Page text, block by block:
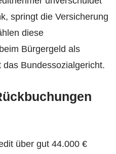
springt die Versicherung
diese
Bürgergeld als
Bundessozialgericht.
über gut 44.000 €